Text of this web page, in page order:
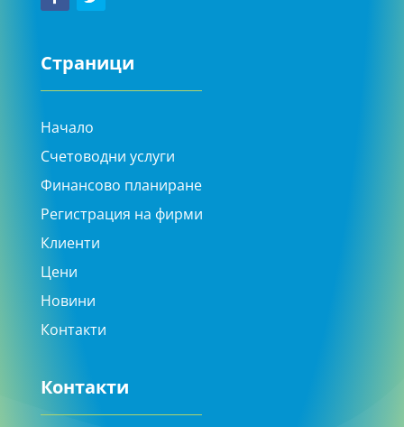
Страници
Начало
Счетоводни услуги
Финансово планиране
Регистрация на фирми
Клиенти
Цени
Новини
Контакти
Контакти